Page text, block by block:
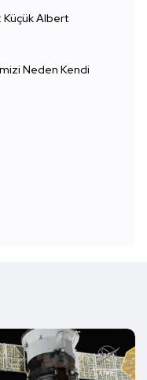
Küçük Albert
Neden Kendi